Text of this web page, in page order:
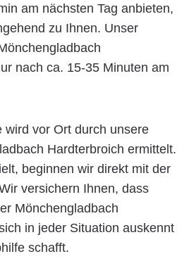
am nächsten Tag anbieten,
zu Ihnen. Unser
nach ca. 15-35 Minuten am
wird vor Ort durch unsere
Hardterbroich ermittelt.
beginnen wir direkt mit der
versichern Ihnen, dass
Mönchengladbach
in jeder Situation auskennt
schafft.